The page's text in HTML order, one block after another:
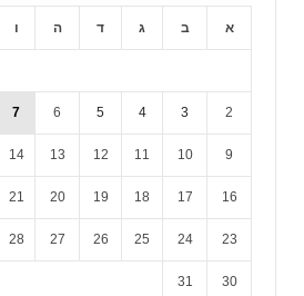
א ב ג ד ה ו
2
3
4
5
6
7
9
10
11
12
13
14
16
17
18
19
20
21
23
24
25
26
27
28
30
31